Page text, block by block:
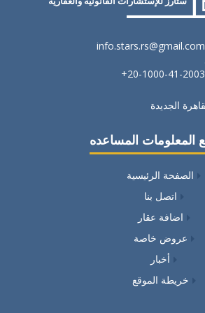
info.stars.rs@gmail.com
الجديدة
المعلومات المساعده
الصفحة الرئيسية
اتصل بنا
اضافة عقار
عروض خاصة
أخبار
خريطة الموقع